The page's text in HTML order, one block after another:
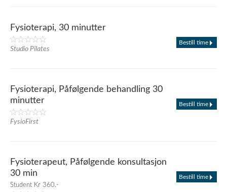
Fysioterapi, 30 minutter
Studio Pilates
Bestill time
Fysioterapi, Påfølgende behandling 30
minutter
FysioFirst
Bestill time
Fysioterapeut, Påfølgende konsultasjon
30 min
Student Kr 360.-
Bestill time